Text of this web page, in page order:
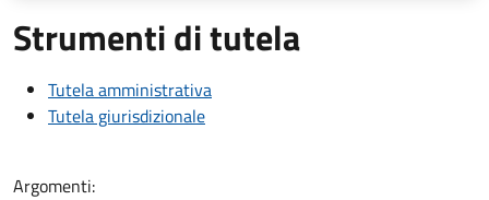
Strumenti di tutela
Tutela amministrativa
Tutela giurisdizionale
Argomenti: